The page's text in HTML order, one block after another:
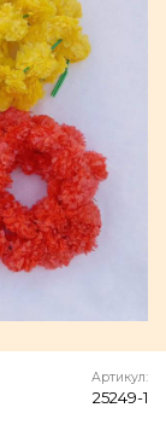
Артикул:
25249-1